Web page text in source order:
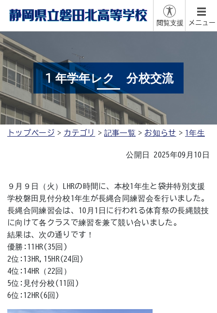
閲覧支援 メニュー
１年学年レク 分校交流
トップページ カテゴリ 記事一覧 お知らせ 1年生
公開日 2025年09月10日
９月９日（火）LHRの時間に、本校1年生と袋井特別支援
学校磐田見付分校1年生が長縄合同練習会を行いました。
長縄合同練習会は、10月1日に行われる体育祭の長縄競技
に向けて各クラスで練習を兼て競い合いました。
結果は、次の通りです！
優勝:11HR(35回)
2位:13HR,15HR(24回)
4位:14HR（22回）
5位:見付分校(11回)
6位:12HR(6回)